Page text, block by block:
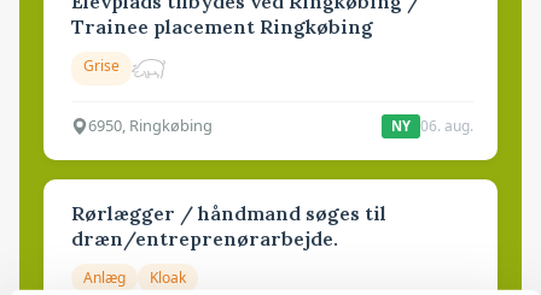
Trainee placement Ringkøbing
Grise
6950, Ringkøbing NY 06. aug.
Rørlægger / håndmand søges til
dræn/entreprenørarbejde.
Anlæg Kloak